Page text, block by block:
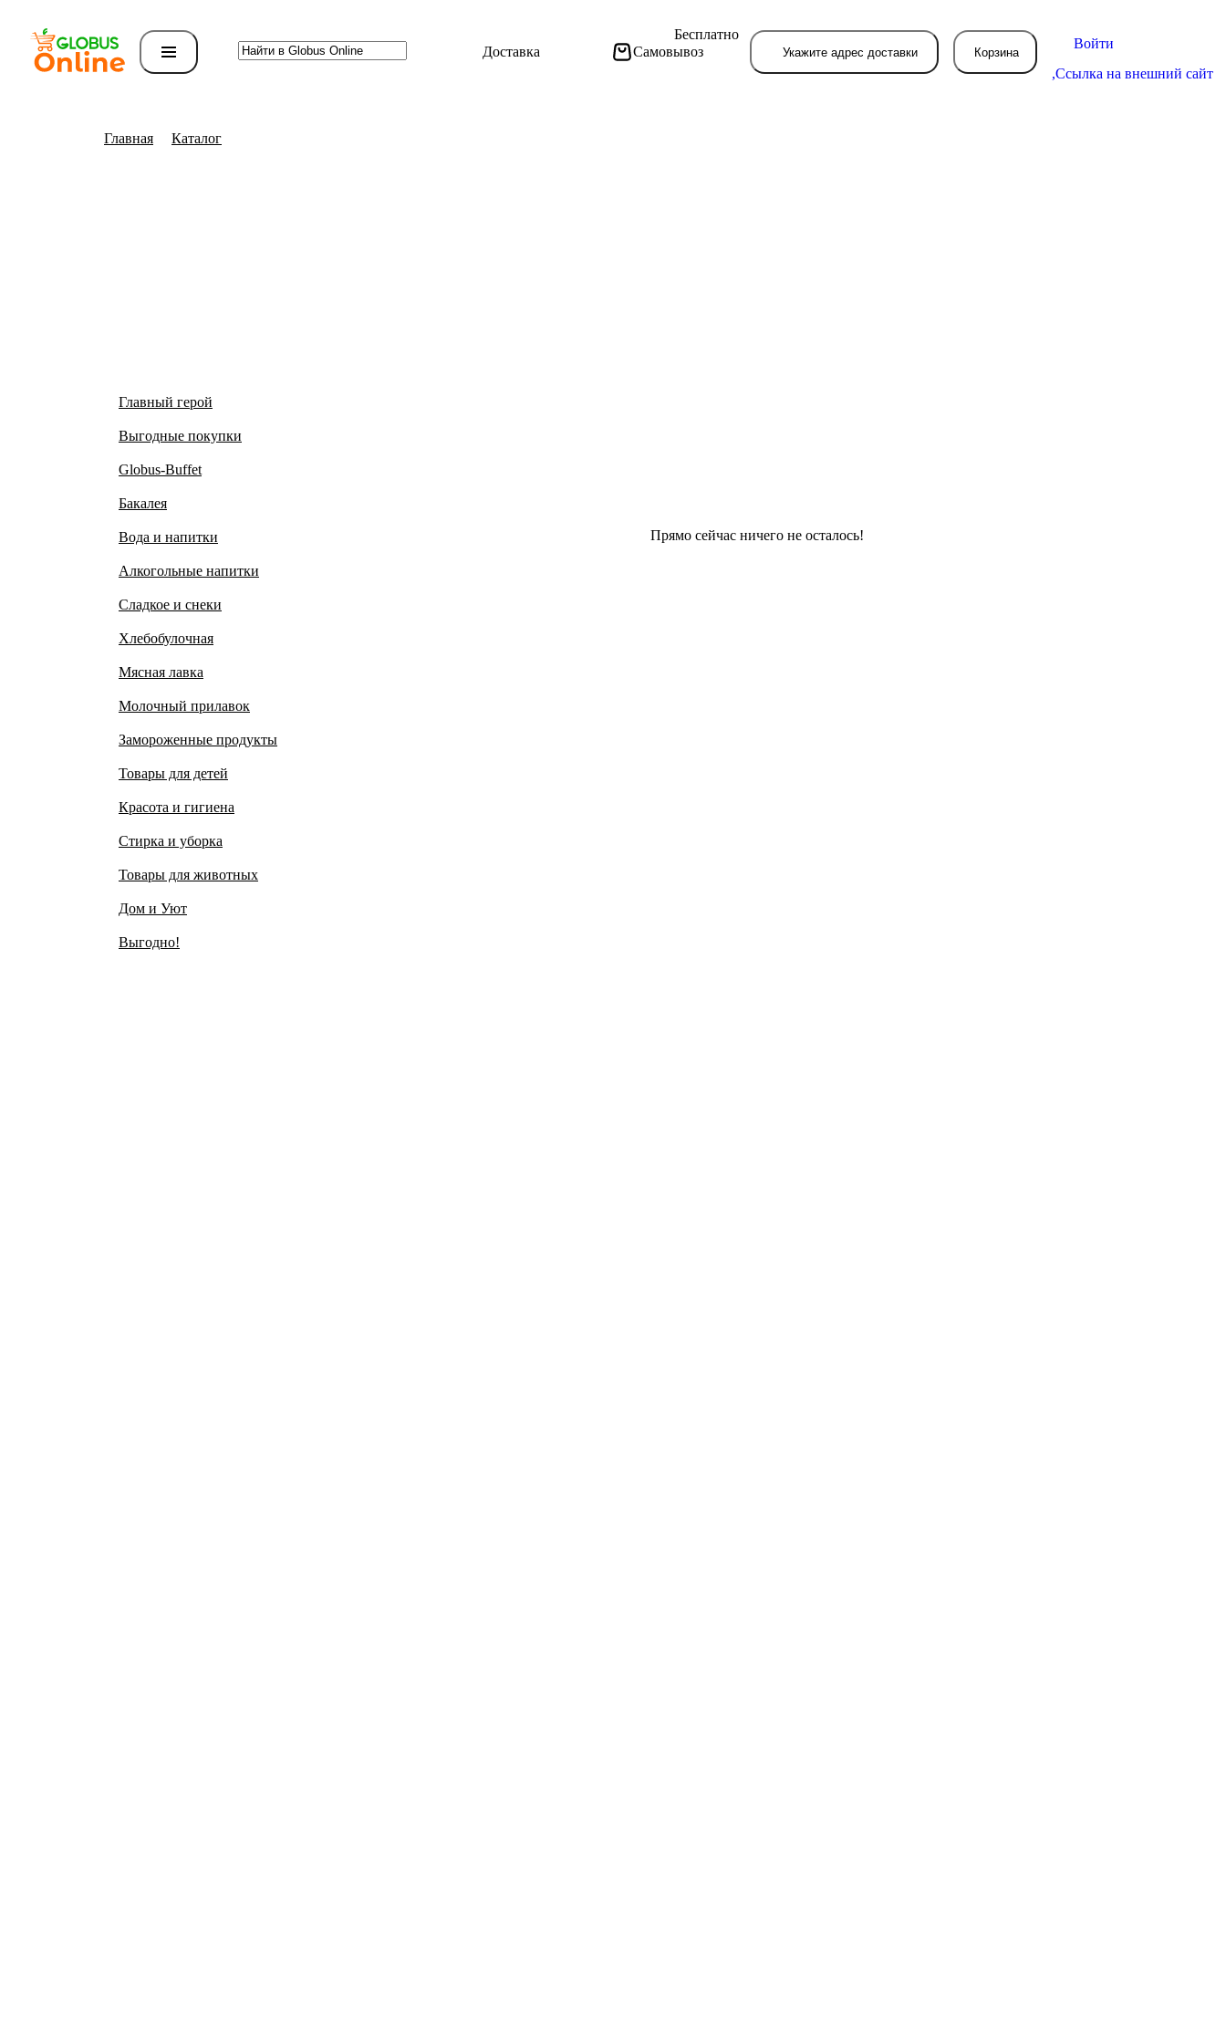
Доставка Самовывоз
Бесплатно
Укажите адрес доставки Корзина
Войти
,Ссылка на внешний сайт
Главная Каталог
Главный герой
Выгодные покупки
Globus-Buffet
Бакалея
Вода и напитки
Алкогольные напитки
Сладкое и снеки
Хлебобулочная
Мясная лавка
Молочный прилавок
Замороженные продукты
Товары для детей
Красота и гигиена
Стирка и уборка
Товары для животных
Дом и Уют
Выгодно!
Прямо сейчас ничего не осталось!